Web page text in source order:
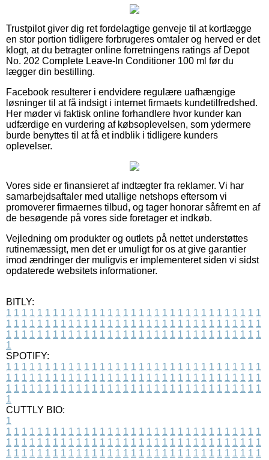
Trustpilot giver dig ret fordelagtige genveje til at kortlægge
en stor portion tidligere forbrugeres omtaler og herved er det
klogt, at du betragter online forretningens ratings af Depot
No. 202 Complete Leave-In Conditioner 100 ml før du
lægger din bestilling.
Facebook resulterer i endvidere regulære uafhængige
løsninger til at få indsigt i internet firmaets kundetilfredshed.
Her møder vi faktisk online forhandlere hvor kunder kan
udfærdige en vurdering af købsoplevelsen, som ydermere
burde benyttes til at få et indblik i tidligere kunders
oplevelser.
Vores side er finansieret af indtægter fra reklamer. Vi har
samarbejdsaftaler med utallige netshops eftersom vi
promoverer firmaernes tilbud, og tager honorar såfremt en af
de besøgende på vores side foretager et indkøb.
Vejledning om produkter og outlets på nettet understøttes
rutinemæssigt, men det er umuligt for os at give garantier
imod ændringer der muligvis er implementeret siden vi sidst
opdaterede websitets informationer.
BITLY:
1 1 1 1 1 1 1 1 1 1 1 1 1 1 1 1 1 1 1 1 1 1 1 1 1 1 1 1 1 1 1 1 1
1 1 1 1 1 1 1 1 1 1 1 1 1 1 1 1 1 1 1 1 1 1 1 1 1 1 1 1 1 1 1 1 1
1 1 1 1 1 1 1 1 1 1 1 1 1 1 1 1 1 1 1 1 1 1 1 1 1 1 1 1 1 1 1 1 1
1
SPOTIFY:
1 1 1 1 1 1 1 1 1 1 1 1 1 1 1 1 1 1 1 1 1 1 1 1 1 1 1 1 1 1 1 1 1
1 1 1 1 1 1 1 1 1 1 1 1 1 1 1 1 1 1 1 1 1 1 1 1 1 1 1 1 1 1 1 1 1
1 1 1 1 1 1 1 1 1 1 1 1 1 1 1 1 1 1 1 1 1 1 1 1 1 1 1 1 1 1 1 1 1
1
CUTTLY BIO:
1
1 1 1 1 1 1 1 1 1 1 1 1 1 1 1 1 1 1 1 1 1 1 1 1 1 1 1 1 1 1 1 1 1
1 1 1 1 1 1 1 1 1 1 1 1 1 1 1 1 1 1 1 1 1 1 1 1 1 1 1 1 1 1 1 1 1
1 1 1 1 1 1 1 1 1 1 1 1 1 1 1 1 1 1 1 1 1 1 1 1 1 1 1 1 1 1 1 1 1